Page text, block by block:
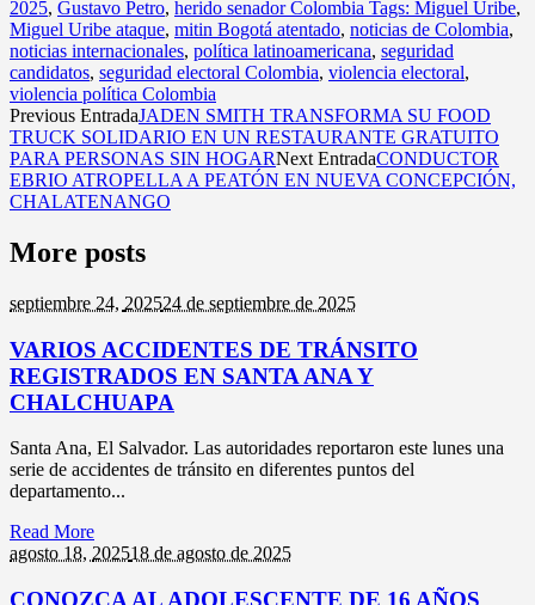
2025, Gustavo Petro, herido senador Colombia Tags: Miguel Uribe,
Miguel Uribe ataque, mitin Bogotá atentado, noticias de Colombia,
noticias internacionales, política latinoamericana, seguridad
candidatos, seguridad electoral Colombia, violencia electoral,
violencia política Colombia
Previous EntradaJADEN SMITH TRANSFORMA SU FOOD
TRUCK SOLIDARIO EN UN RESTAURANTE GRATUITO
PARA PERSONAS SIN HOGARNext EntradaCONDUCTOR
EBRIO ATROPELLA A PEATÓN EN NUEVA CONCEPCIÓN,
CHALATENANGO
More posts
septiembre 24, 202524 de septiembre de 2025
VARIOS ACCIDENTES DE TRÁNSITO
REGISTRADOS EN SANTA ANA Y
CHALCHUAPA
Santa Ana, El Salvador. Las autoridades reportaron este lunes una
serie de accidentes de tránsito en diferentes puntos del
departamento...
Read More
agosto 18, 202518 de agosto de 2025
CONOZCA AL ADOLESCENTE DE 16 AÑOS